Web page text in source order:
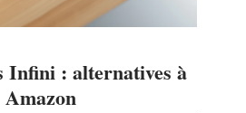
Infini : alternatives à